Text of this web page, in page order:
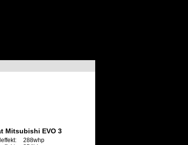
Mitsubishi EVO 3
288whp